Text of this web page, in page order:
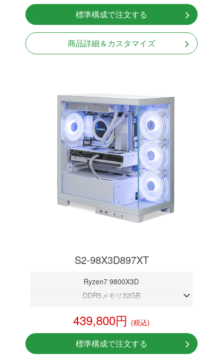
無線LAN Bluetooth対応
Windows11 Home 64bit
標準構成で注文する
商品詳細＆カスタマイズ
S2-98X3D897XT
Ryzen7 9800X3D
DDR5メモリ32GB
NVMeSSD 1TB
無線LAN Bluetooth対応
Windows11 Home 64bit
439,800円 (税込)
標準構成で注文する